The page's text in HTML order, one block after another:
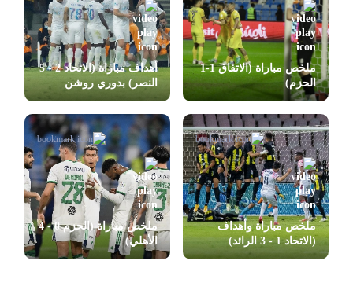
ملخص مباراة (الاتفاق 1-1
الحزم)
أهداف مباراة (الاتحاد 2 - 5
النصر) بدوري روشن
ملخص مباراة وأهداف
(الاتحاد 1 - 3 الرائد)
ملخص مباراة (الحزم 0 - 4
الأهلي)